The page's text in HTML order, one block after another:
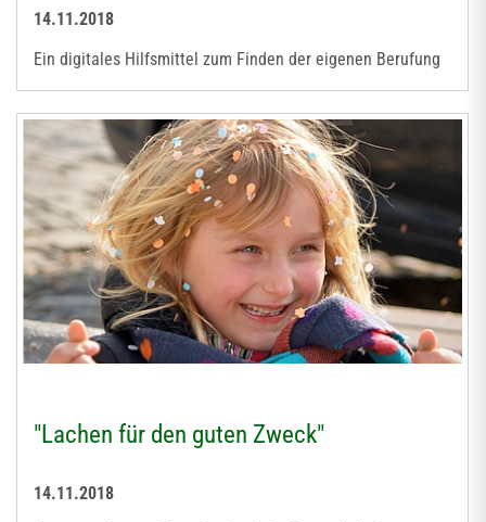
14.11.2018
Ein digitales Hilfsmittel zum Finden der eigenen Berufung
"Lachen für den guten Zweck"
14.11.2018